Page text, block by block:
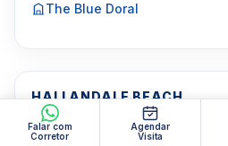
Falar com
Corretor
Agendar
Visita
The Blue Doral
HALLANDALE BEACH
200 Leslie